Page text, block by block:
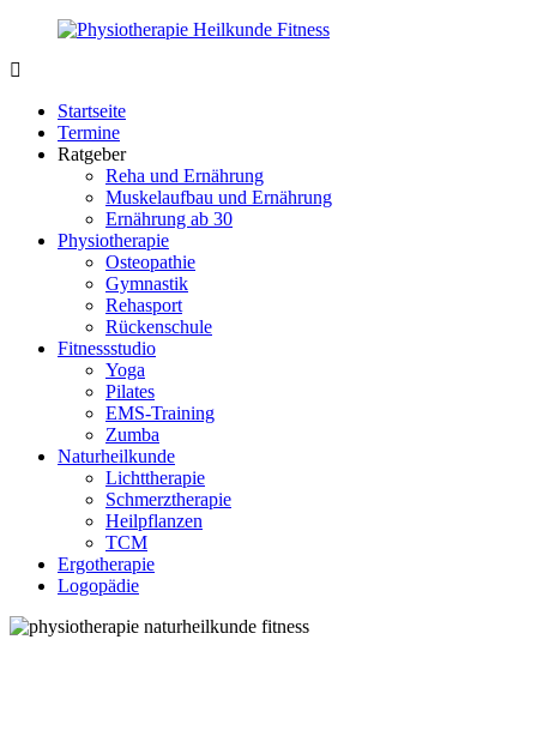
Zurück
Inhalt
Fit.de
Körper
Startseite
Termine
Ratgeber
Reha und Ernährung
Muskelaufbau und Ernährung
Ernährung ab 30
Physiotherapie
Osteopathie
Gymnastik
Rehasport
Rückenschule
Fitnessstudio
Yoga
Pilates
EMS-Training
Zumba
Naturheilkunde
Lichttherapie
Schmerztherapie
Heilpflanzen
TCM
Ergotherapie
Logopädie